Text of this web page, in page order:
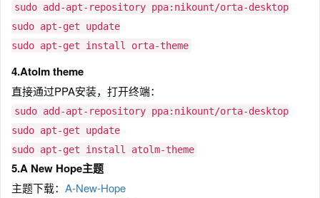
sudo add-apt-repository ppa:nikount/orta-desktop
sudo apt-get update
sudo apt-get install orta-theme
4.Atolm theme
直接通过PPA安装，打开终端：
sudo add-apt-repository ppa:nikount/orta-desktop
sudo apt-get update
sudo apt-get install atolm-theme
5.A New Hope主题
主题下载： A-New-Hope